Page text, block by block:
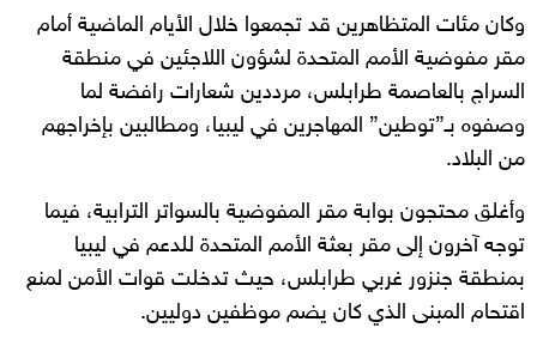
وكان مئات المتظاهرين قد تجمعوا خلال الأيام الماضية أمام
مقر مفوضية الأمم المتحدة لشؤون اللاجئين في منطقة
السراج بالعاصمة طرابلس، مرددين شعارات رافضة لما
وصفوه بـ”توطين” المهاجرين في ليبيا، ومطالبين بإخراجهم
من البلاد.
وأغلق محتجون بوابة مقر المفوضية بالسواتر الترابية، فيما
توجه آخرون إلى مقر بعثة الأمم المتحدة للدعم في ليبيا
بمنطقة جنزور غربي طرابلس، حيث تدخلت قوات الأمن لمنع
اقتحام المبنى الذي كان يضم موظفين دوليين.